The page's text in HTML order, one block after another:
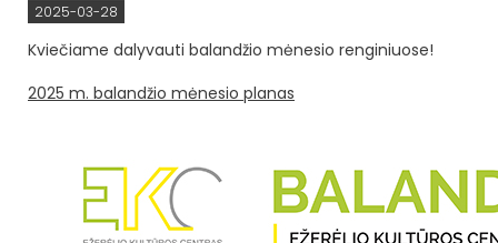
2025-03-28
Kviečiame dalyvauti balandžio mėnesio renginiuose!
2025 m. balandžio mėnesio planas